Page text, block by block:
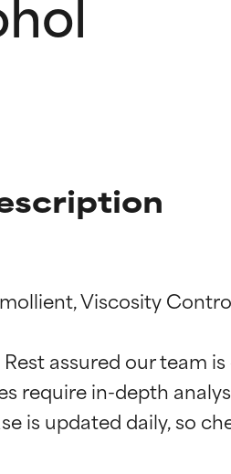
Viscosity
assured our team
require in-depth
van
van